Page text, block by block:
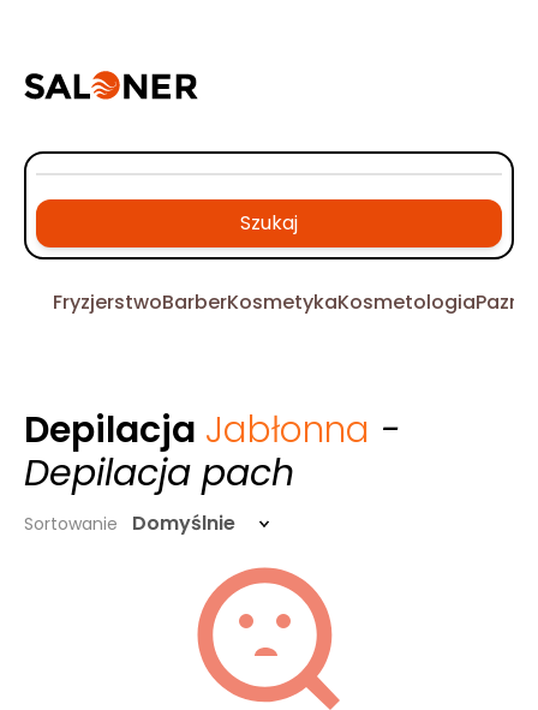
Szukaj
FryzjerstwoBarberKosmetykaKosmetologia
Depilacja Jabłonna -
Depilacja pach
Sortowanie Domyślnie